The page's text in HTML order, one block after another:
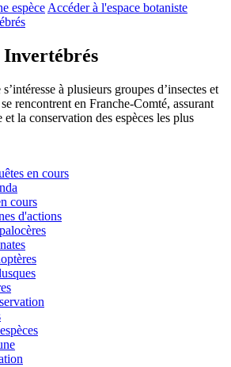
espèceAccéder à l'espace botaniste
Invertébrés
à plusieurs groupes d’insectes et
rencontrent en Franche-Comté, assurant
et la conservation des espèces les plus
en cours
cours
d'actions